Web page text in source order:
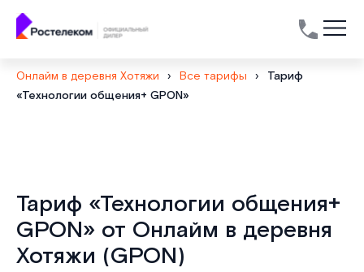
Онлайм в деревня Хотяжи › Все тарифы ›
Тариф
«Технологии общения+ GPON»
Тариф «Технологии общения+
GPON» от Онлайм в деревня
Хотяжи (GPON)